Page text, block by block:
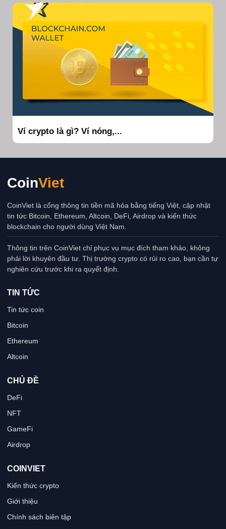
Ví crypto là gì? Ví nóng,...
CoinViet
CoinViet là cổng thông tin tiền mã hóa bằng tiếng Việt, cập nhật
tin tức Bitcoin, Ethereum, Altcoin, DeFi, Airdrop và kiến thức
blockchain cho người dùng Việt Nam.
Thông tin trên CoinViet chỉ phục vụ mục đích tham khảo, không
phải lời khuyên đầu tư. Thị trường crypto có rủi ro cao, bạn cần tự
nghiên cứu trước khi ra quyết định.
TIN TỨC
Tin tức coin
Bitcoin
Ethereum
Altcoin
CHỦ ĐỀ
DeFi
NFT
GameFi
Airdrop
COINVIET
Kiến thức crypto
Giới thiệu
Chính sách biên tập